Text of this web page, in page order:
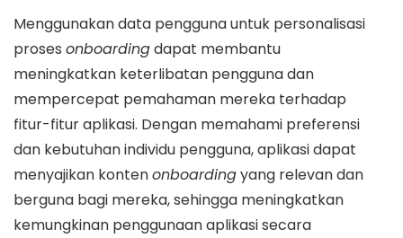
Menggunakan data pengguna untuk personalisasi
proses onboardingdapat membantu
meningkatkan keterlibatan pengguna dan
mempercepat pemahaman mereka terhadap
fitur-fitur aplikasi. Dengan memahami preferensi
dan kebutuhan individu pengguna, aplikasi dapat
menyajikan kontenonboardingyang relevan dan
berguna bagi mereka, sehingga meningkatkan
kemungkinan penggunaan aplikasi secara